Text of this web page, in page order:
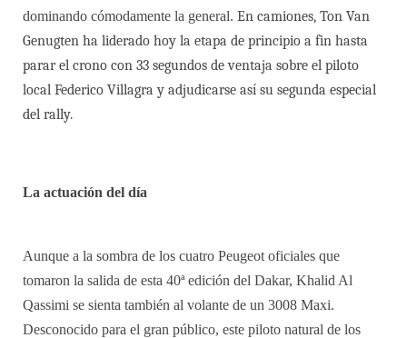
dominando cómodamente la general. En camiones, Ton Van
Genugten ha liderado hoy la etapa de principio a fin hasta
parar el crono con 33 segundos de ventaja sobre el piloto
local Federico Villagra y adjudicarse así su segunda especial
del rally.
La actuación del día
Aunque a la sombra de los cuatro Peugeot oficiales que
tomaron la salida de esta 40ª edición del Dakar, Khalid Al
Qassimi se sienta también al volante de un 3008 Maxi.
Desconocido para el gran público, este piloto natural de los